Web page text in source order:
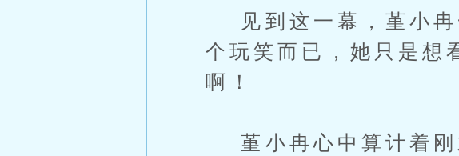
见到这一幕，堇小冉
个玩笑而已，她只是想
啊！
堇小冉心中算计着刚